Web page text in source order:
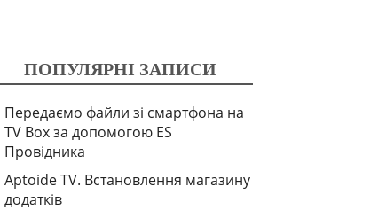
ПОПУЛЯРНІ ЗАПИСИ
Передаємо файли зі смартфона на
TV Box за допомогою ES
Провідника
Aptoide TV. Встановлення магазину
додатків